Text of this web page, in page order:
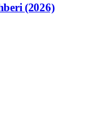
(2026)